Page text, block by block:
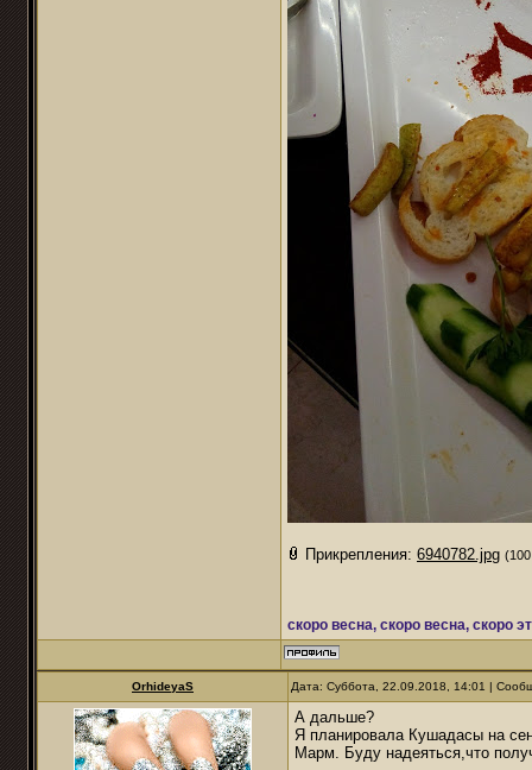
Прикрепления: 6940782.jpg
скоро весна, скоро весна, скоро
OrhideyaS Дата: Суббота, 22.09.2018, 14:01 |
А дальше?
Я планировала Кушадасы на
Марм. Буду надеяться,что